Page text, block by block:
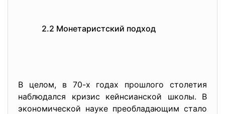
2.2 Монетаристский подход
В целом, в 70-х годах прошлого столетия
наблюдался кризис кейнсианской школы. В
экономической науке преобладающим стало